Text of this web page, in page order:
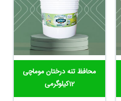
محافظ تنه درختان موماچی
12کیلوگرمی